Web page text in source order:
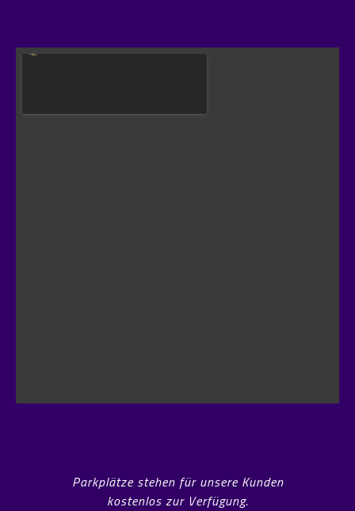
Parkplätze stehen für unsere Kunden
kostenlos zur Verfügung.